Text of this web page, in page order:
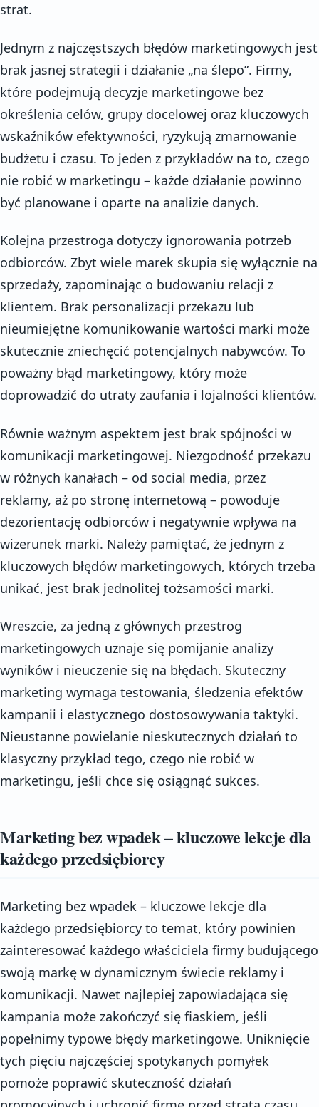
strat.
Jednym z najczęstszych błędów marketingowych jest
brak jasnej strategii i działanie „na ślepo”. Firmy,
które podejmują decyzje marketingowe bez
określenia celów, grupy docelowej oraz kluczowych
wskaźników efektywności, ryzykują zmarnowanie
budżetu i czasu. To jeden z przykładów na to, czego
nie robić w marketingu – każde działanie powinno
być planowane i oparte na analizie danych.
Kolejna przestroga dotyczy ignorowania potrzeb
odbiorców. Zbyt wiele marek skupia się wyłącznie na
sprzedaży, zapominając o budowaniu relacji z
klientem. Brak personalizacji przekazu lub
nieumiejętne komunikowanie wartości marki może
skutecznie zniechęcić potencjalnych nabywców. To
poważny błąd marketingowy, który może
doprowadzić do utraty zaufania i lojalności klientów.
Równie ważnym aspektem jest brak spójności w
komunikacji marketingowej. Niezgodność przekazu
w różnych kanałach – od social media, przez
reklamy, aż po stronę internetową – powoduje
dezorientację odbiorców i negatywnie wpływa na
wizerunek marki. Należy pamiętać, że jednym z
kluczowych błędów marketingowych, których trzeba
unikać, jest brak jednolitej tożsamości marki.
Wreszcie, za jedną z głównych przestrog
marketingowych uznaje się pomijanie analizy
wyników i nieuczenie się na błędach. Skuteczny
marketing wymaga testowania, śledzenia efektów
kampanii i elastycznego dostosowywania taktyki.
Nieustanne powielanie nieskutecznych działań to
klasyczny przykład tego, czego nie robić w
marketingu, jeśli chce się osiągnąć sukces.
Marketing bez wpadek – kluczowe lekcje dla
każdego przedsiębiorcy
Marketing bez wpadek – kluczowe lekcje dla
każdego przedsiębiorcy to temat, który powinien
zainteresować każdego właściciela firmy budującego
swoją markę w dynamicznym świecie reklamy i
komunikacji. Nawet najlepiej zapowiadająca się
kampania może zakończyć się fiaskiem, jeśli
popełnimy typowe błędy marketingowe. Uniknięcie
tych pięciu najczęściej spotykanych pomyłek
pomoże poprawić skuteczność działań